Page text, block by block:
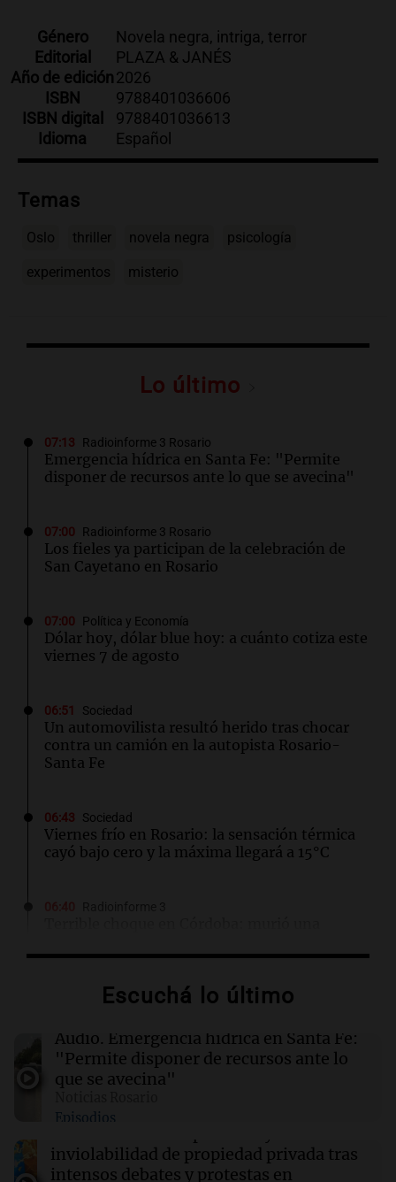
Género
Novela negra, intriga, terror
Editorial
PLAZA & JANÉS
Año de edición2026
ISBN
9788401036606
ISBN digital
9788401036613
Idioma
Español
Temas
Oslo thriller novela negra psicología
experimentos misterio
Lo último
07:13 Radioinforme 3 Rosario
Emergencia hídrica en Santa Fe: "Permite
disponer de recursos ante lo que se avecina"
07:00 Radioinforme 3 Rosario
Los fieles ya participan de la celebración de
San Cayetano en Rosario
07:00 Política y Economía
Dólar hoy, dólar blue hoy: a cuánto cotiza este
viernes 7 de agosto
06:51 Sociedad
Un automovilista resultó herido tras chocar
contra un camión en la autopista Rosario-
Santa Fe
06:43 Sociedad
Viernes frío en Rosario: la sensación térmica
cayó bajo cero y la máxima llegará a 15°C
Mundo
minorista ruso en los Urales tras reciente
ataque
Senado: el Gobierno aprobó la ley de
propiedad privada, pero tuvo que quitar otro
capítulo
Escuchá lo último
Audio. Emergencia hídrica en Santa Fe:
"Permite disponer de recursos ante lo
que se avecina"
Episodios
inviolabilidad de propiedad privada tras
intensos debates y protestas en